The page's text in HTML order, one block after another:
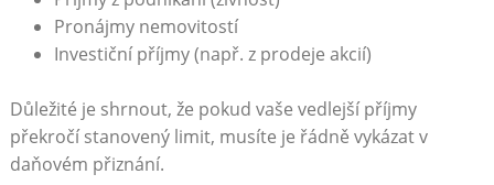
Pronájmy nemovitostí
Investiční ⁤příjmy (např. z prodeje akcií)
Důležité je‍ shrnout, že pokud vaše ⁢vedlejší příjmy
překročí stanovený limit,⁣ musíte je ‍řádně vykázat v
⁢daňovém přiznání.